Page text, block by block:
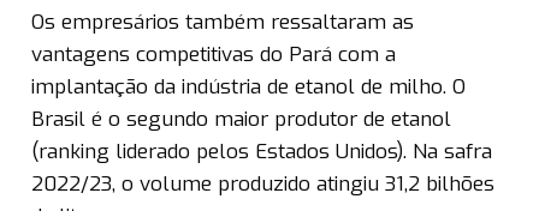
Os empresários também ressaltaram as
vantagens competitivas do Pará com a
implantação da indústria de etanol de milho. O
Brasil é o segundo maior produtor de etanol
(ranking liderado pelos Estados Unidos). Na safra
2022/23, o volume produzido atingiu 31,2 bilhões